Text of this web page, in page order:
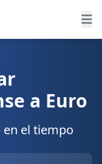
a Euro
en el tiempo